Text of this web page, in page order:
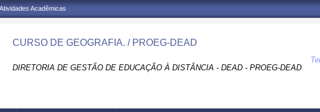
Acadêmicas
CURSO DE GEOGRAFIA. / PROEG-DEAD
DIRETORIA DE GESTÃO DE EDUCAÇÃO À DISTÂNCIA - DEAD - PROEG-DEAD